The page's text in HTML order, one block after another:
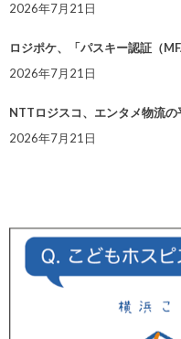
2026年7月21日
ロジポケ、「パスキー認証（
2026年7月21日
NTTロジスコ、エンタメ物流
2026年7月21日